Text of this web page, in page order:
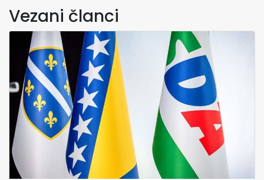
Vezani članci